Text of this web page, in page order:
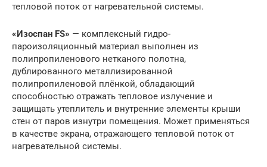
тепловой поток от нагревательной системы.
«Изоспан FS» — комплексный гидро-
пароизоляционный материал выполнен из
полипропиленового нетканого полотна,
дублированного металлизированной
полипропиленовой плёнкой, обладающий
способностью отражать тепловое излучение и
защищать утеплитель и внутренние элементы крыши
стен от паров изнутри помещения. Может применяться
в качестве экрана, отражающего тепловой поток от
нагревательной системы.